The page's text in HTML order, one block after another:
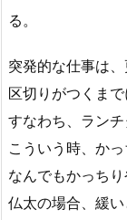
る。
突発的な仕事は
区切りがつくまで
すなわち、ランチ
こういう時、か
なんでもかっち
仏太の場合、緩